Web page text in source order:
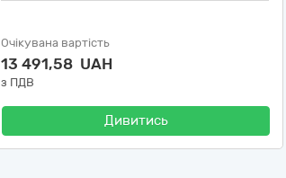
Очікувана вартість
13 491,58 UAH
з ПДВ
Дивитись